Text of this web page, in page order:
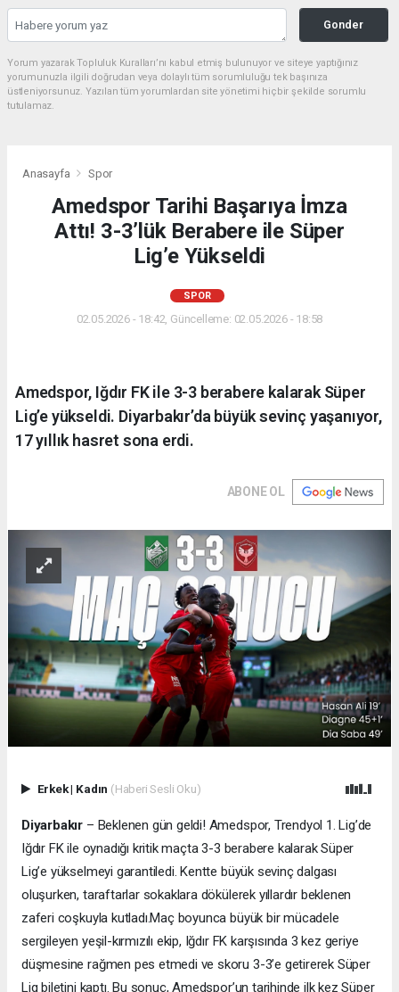
Gonder
Yorum yazarak Topluluk Kuralları’nı kabul etmiş bulunuyor ve siteye yaptığınız
yorumunuzla ilgili doğrudan veya dolaylı tüm sorumluluğu tek başınıza
üstleniyorsunuz. Yazılan tüm yorumlardan site yönetimi hiçbir şekilde sorumlu
tutulamaz.
Anasayfa Spor
Amedspor Tarihi Başarıya İmza
Attı! 3-3’lük Berabere ile Süper
Lig’e Yükseldi
SPOR
02.05.2026 - 18:42, Güncelleme: 02.05.2026 - 18:58
Amedspor, Iğdır FK ile 3-3 berabere kalarak Süper
Lig’e yükseldi. Diyarbakır’da büyük sevinç yaşanıyor,
17 yıllık hasret sona erdi.
ABONE OL
Erkek| Kadın (Haberi Sesli Oku)
Diyarbakır – Beklenen gün geldi! Amedspor, Trendyol 1. Lig’de
Iğdır FK ile oynadığı kritik maçta 3-3 berabere kalarak Süper
Lig’e yükselmeyi garantiledi. Kentte büyük sevinç dalgası
oluşurken, taraftarlar sokaklara dökülerek yıllardır beklenen
zaferi coşkuyla kutladı.Maç boyunca büyük bir mücadele
sergileyen yeşil-kırmızılı ekip, Iğdır FK karşısında 3 kez geriye
düşmesine rağmen pes etmedi ve skoru 3-3’e getirerek Süper
Lig biletini kaptı. Bu sonuç, Amedspor’un tarihinde ilk kez Süper